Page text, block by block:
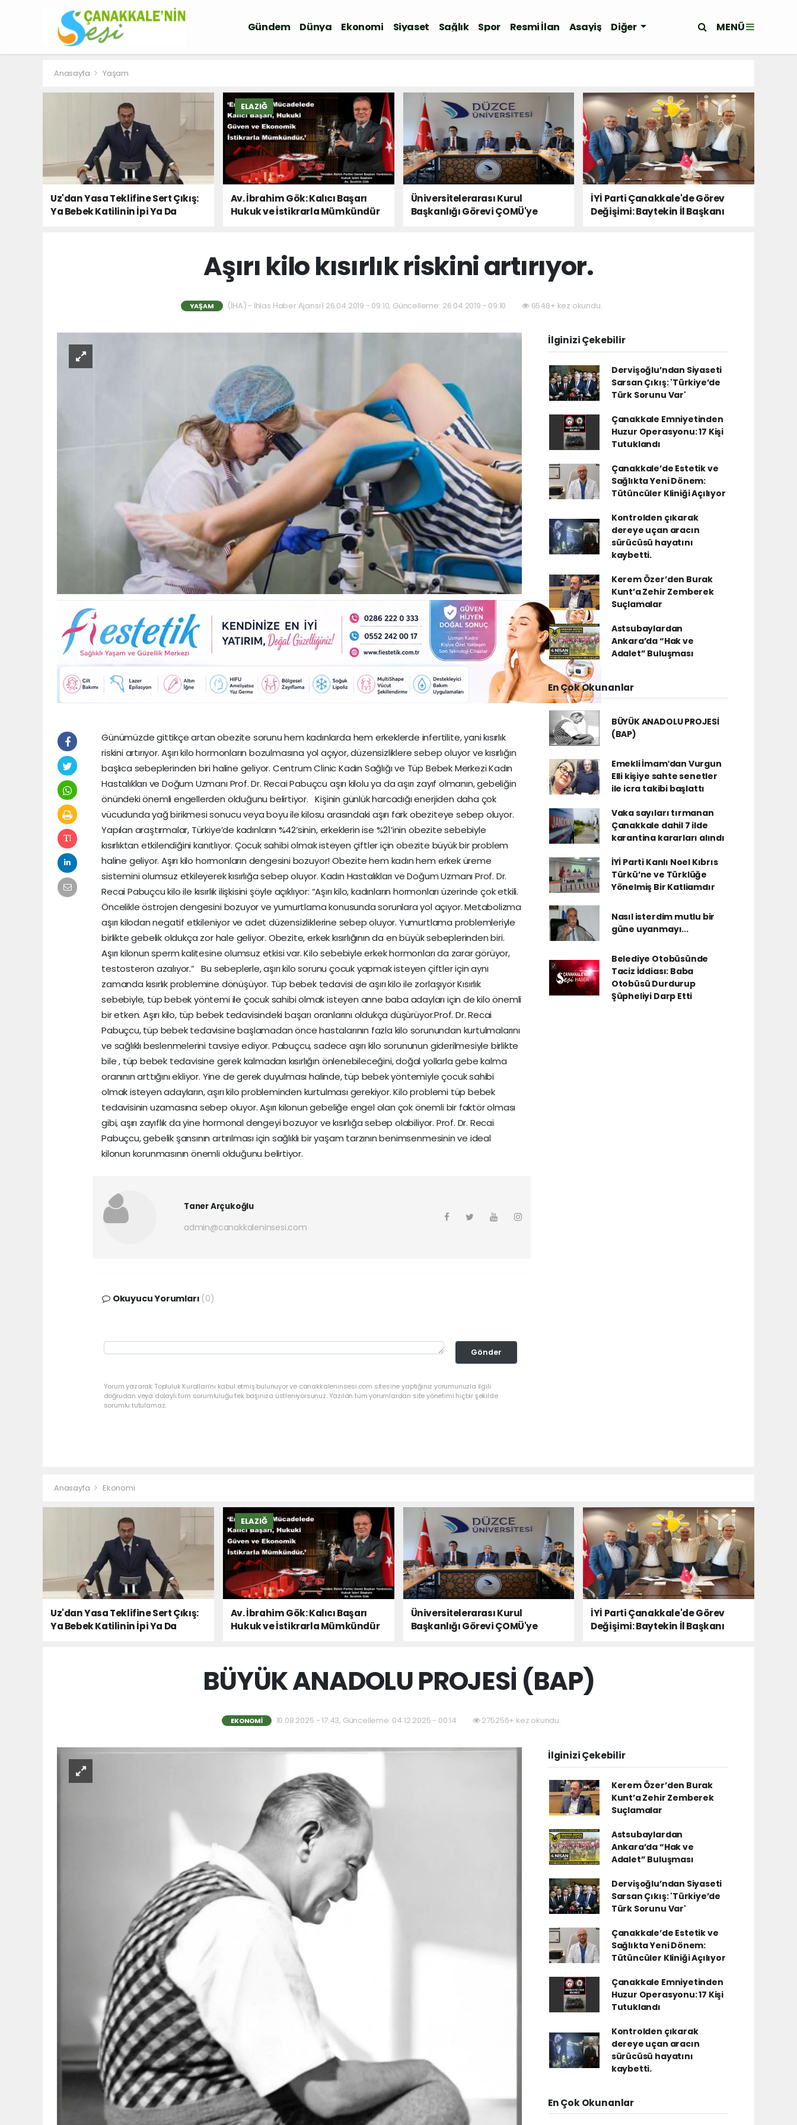
Gündem Dünya Ekonomi Siyaset Sağlık Spor Resmi İlan Asayiş Diğer MENÜ
Anasayfa Yaşam
Uz'dan Yasa Teklifine Sert Çıkış:
Ya Bebek Katilinin İpi Ya Da
ELAZIĞ
Av. İbrahim Gök: Kalıcı Başarı
Hukuk ve İstikrarla Mümkündür
Üniversitelerarası Kurul
Başkanlığı Görevi ÇOMÜ'ye
İYİ Parti Çanakkale'de Görev
Değişimi: Baytekin İl Başkanı
Aşırı kilo kısırlık riskini artırıyor.
YAŞAM (İHA) - İhlas Haber Ajansı | 26.04.2019 - 09:10, Güncelleme: 26.04.2019 - 09:10 6548+ kez okundu.
Günümüzde gittikçe artan obezite sorunu hem kadınlarda hem erkeklerde infertilite, yani kısırlık
riskini artırıyor. Aşırı kilo hormonların bozulmasına yol açıyor, düzensizliklere sebep oluyor ve kısırlığın
başlıca sebeplerinden biri haline geliyor. Centrum Clinic Kadın Sağlığı ve Tüp Bebek Merkezi Kadın
Hastalıkları ve Doğum Uzmanı Prof. Dr. Recai Pabuçcu aşırı kilolu ya da aşırı zayıf olmanın, gebeliğin
önündeki önemli engellerden olduğunu belirtiyor. Kişinin günlük harcadığı enerjiden daha çok
vücudunda yağ birikmesi sonucu veya boyu ile kilosu arasındaki aşırı fark obeziteye sebep oluyor.
Yapılan araştırmalar, Türkiye’de kadınların %42’sinin, erkeklerin ise %21’inin obezite sebebiyle
kısırlıktan etkilendiğini kanıtlıyor. Çocuk sahibi olmak isteyen çiftler için obezite büyük bir problem
haline geliyor. Aşırı kilo hormonların dengesini bozuyor! Obezite hem kadın hem erkek üreme
sistemini olumsuz etkileyerek kısırlığa sebep oluyor. Kadın Hastalıkları ve Doğum Uzmanı Prof. Dr.
Recai Pabuçcu kilo ile kısırlık ilişkisini şöyle açıklıyor: “Aşırı kilo, kadınların hormonları üzerinde çok etkili.
Öncelikle östrojen dengesini bozuyor ve yumurtlama konusunda sorunlara yol açıyor. Metabolizma
aşırı kilodan negatif etkileniyor ve adet düzensizliklerine sebep oluyor. Yumurtlama problemleriyle
birlikte gebelik oldukça zor hale geliyor. Obezite, erkek kısırlığının da en büyük sebeplerinden biri.
Aşırı kilonun sperm kalitesine olumsuz etkisi var. Kilo sebebiyle erkek hormonları da zarar görüyor,
testosteron azalıyor.” Bu sebeplerle, aşırı kilo sorunu çocuk yapmak isteyen çiftler için aynı
zamanda kısırlık problemine dönüşüyor. Tüp bebek tedavisi de aşırı kilo ile zorlaşıyor Kısırlık
sebebiyle, tüp bebek yöntemi ile çocuk sahibi olmak isteyen anne baba adayları için de kilo önemli
bir etken. Aşırı kilo, tüp bebek tedavisindeki başarı oranlarını oldukça düşürüyor.Prof. Dr. Recai
Pabuçcu, tüp bebek tedavisine başlamadan önce hastalarının fazla kilo sorunundan kurtulmalarını
ve sağlıklı beslenmelerini tavsiye ediyor. Pabuçcu, sadece aşırı kilo sorununun giderilmesiyle birlikte
bile , tüp bebek tedavisine gerek kalmadan kısırlığın önlenebileceğini, doğal yollarla gebe kalma
oranının arttığını ekliyor. Yine de gerek duyulması halinde, tüp bebek yöntemiyle çocuk sahibi
olmak isteyen adayların, aşırı kilo probleminden kurtulması gerekiyor. Kilo problemi tüp bebek
tedavisinin uzamasına sebep oluyor. Aşırı kilonun gebeliğe engel olan çok önemli bir faktör olması
gibi, aşırı zayıflık da yine hormonal dengeyi bozuyor ve kısırlığa sebep olabiliyor. Prof. Dr. Recai
Pabuçcu, gebelik şansının artırılması için sağlıklı bir yaşam tarzının benimsenmesinin ve ideal
kilonun korunmasının önemli olduğunu belirtiyor.
Taner Arçukoğlu
admin@canakkaleninsesi.com
Okuyucu Yorumları (0)
Gönder
Yorum yazarak Topluluk Kuralları’nı kabul etmiş bulunuyor ve canakkaleninsesi.com sitesine yaptığınız yorumunuzla ilgili
doğrudan veya dolaylı tüm sorumluluğu tek başınıza üstleniyorsunuz. Yazılan tüm yorumlardan site yönetimi hiçbir şekilde
sorumlu tutulamaz.
İlginizi Çekebilir
Dervişoğlu’ndan Siyaseti
Sarsan Çıkış: 'Türkiye’de
Türk Sorunu Var'
Çanakkale Emniyetinden
Huzur Operasyonu: 17 Kişi
Tutuklandı
Çanakkale’de Estetik ve
Sağlıkta Yeni Dönem:
Tütüncüler Kliniği Açılıyor
Kontrolden çıkarak
dereye uçan aracın
sürücüsü hayatını
kaybetti.
Kerem Özer’den Burak
Kunt’a Zehir Zemberek
Suçlamalar
Astsubaylardan
Ankara’da “Hak ve
Adalet” Buluşması
En Çok Okunanlar
BÜYÜK ANADOLU PROJESİ
(BAP)
Emekli İmamʹdan Vurgun
Elli kişiye sahte senetler
ile icra takibi başlattı
Vaka sayıları tırmanan
Çanakkale dahil 7 ilde
karantina kararları alındı
İYİ Parti Kanlı Noel Kıbrıs
Türkü’ne ve Türklüğe
Yönelmiş Bir Katliamdır
Nasıl isterdim mutlu bir
güne uyanmayı...
Belediye Otobüsünde
Taciz İddiası: Baba
Otobüsü Durdurup
Şüpheliyi Darp Etti
Anasayfa Ekonomi
Uz'dan Yasa Teklifine Sert Çıkış:
Ya Bebek Katilinin İpi Ya Da
ELAZIĞ
Av. İbrahim Gök: Kalıcı Başarı
Hukuk ve İstikrarla Mümkündür
Üniversitelerarası Kurul
Başkanlığı Görevi ÇOMÜ'ye
İYİ Parti Çanakkale'de Görev
Değişimi: Baytekin İl Başkanı
BÜYÜK ANADOLU PROJESİ (BAP)
EKONOMI 10.08.2025 - 17:43, Güncelleme: 04.12.2025 - 00:14 275256+ kez okundu.
İlginizi Çekebilir
Kerem Özer’den Burak
Kunt’a Zehir Zemberek
Suçlamalar
Astsubaylardan
Ankara’da “Hak ve
Adalet” Buluşması
Dervişoğlu’ndan Siyaseti
Sarsan Çıkış: 'Türkiye’de
Türk Sorunu Var'
Çanakkale’de Estetik ve
Sağlıkta Yeni Dönem:
Tütüncüler Kliniği Açılıyor
Çanakkale Emniyetinden
Huzur Operasyonu: 17 Kişi
Tutuklandı
Kontrolden çıkarak
dereye uçan aracın
sürücüsü hayatını
kaybetti.
En Çok Okunanlar